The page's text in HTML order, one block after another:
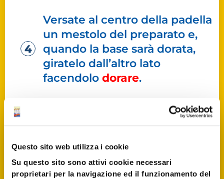
Questo sito web utilizza i cookie
Su questo sito sono attivi cookie necessari
proprietari per la navigazione ed il funzionamento del
Versate al centro della padella
un mestolo del preparato e,
quando la base sarà dorata,
giratelo dall’altro lato
facendolo dorare.
Proseguite così con il resto
cospargeteli con lo sciroppo
d’aceroe serviteli caldi.